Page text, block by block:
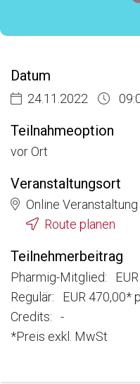
Datum
24.11.2022
Teilnahmeoption
vor Ort
Veranstaltungsort
Online
Route planen
Teilnehmerbeitrag
Pharmig-Mitglied: EUR
Regulär: EUR 470,00*
Credits: -
*Preis exkl. MwSt